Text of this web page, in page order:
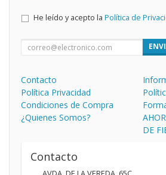
He leído y acepto la Política de
Contacto
Política Privacidad
Condiciones de Compra
¿Quienes Somos?
DE
Contacto